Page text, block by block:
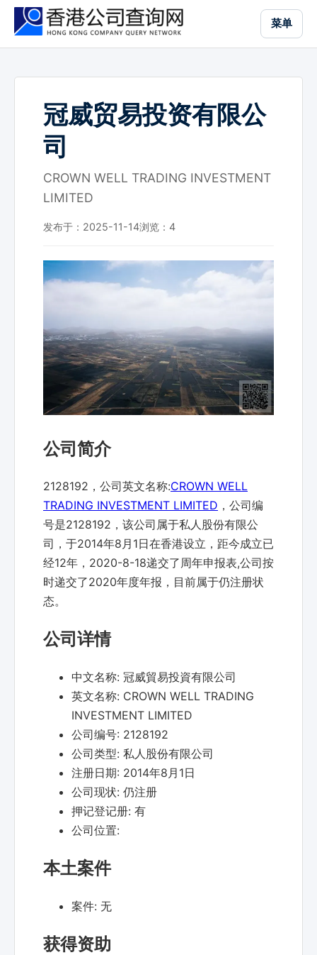
菜单
冠威贸易投资有限公
司
CROWN WELL TRADING INVESTMENT
LIMITED
发布于：2025-11-14浏览： 4
公司简介
2128192，公司英文名称:CROWN WELL
TRADING INVESTMENT LIMITED ，公司编
号是2128192，该公司属于私人股份有限公
司，于2014年8月1日在香港设立，距今成立已
经12年，2020-8-18递交了周年申报表,公司按
时递交了2020年度年报，目前属于仍注册状
态。
公司详情
中文名称: 冠威貿易投資有限公司
英文名称: CROWN WELL TRADING
INVESTMENT LIMITED
公司编号: 2128192
公司类型: 私人股份有限公司
注册日期: 2014年8月1日
公司现状: 仍注册
押记登记册: 有
公司位置:
本土案件
案件: 无
获得资助